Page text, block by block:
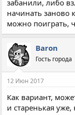
забанили, либо
начинать заново
можно поиграть,
Baron
Гость города
12 Июн 2017
Как вариант,
и старенькая